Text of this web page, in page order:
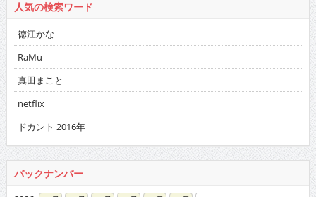
人気の検索ワード
徳江かな
RaMu
真田まこと
netflix
ドカント 2016年
バックナンバー